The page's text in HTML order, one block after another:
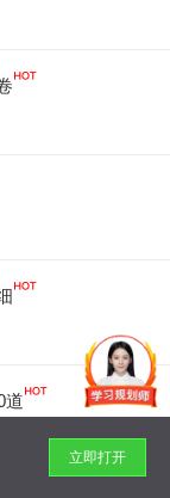
道
立即打开